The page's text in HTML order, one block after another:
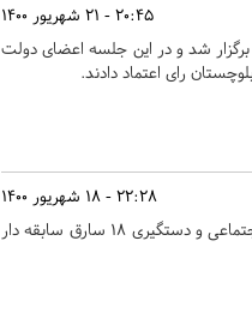
20:45 - 21 شهریور 1400
شد و در این جلسه اعضای دولت
رای اعتماد دادند.
22:28 - 18 شهریور 1400
فرمانده انتظامی شهرستان ایرانشهر از اجرای طرح ارتقای امنیت اجتماعی و دستگیری ۱۸ سارق سابقه دار